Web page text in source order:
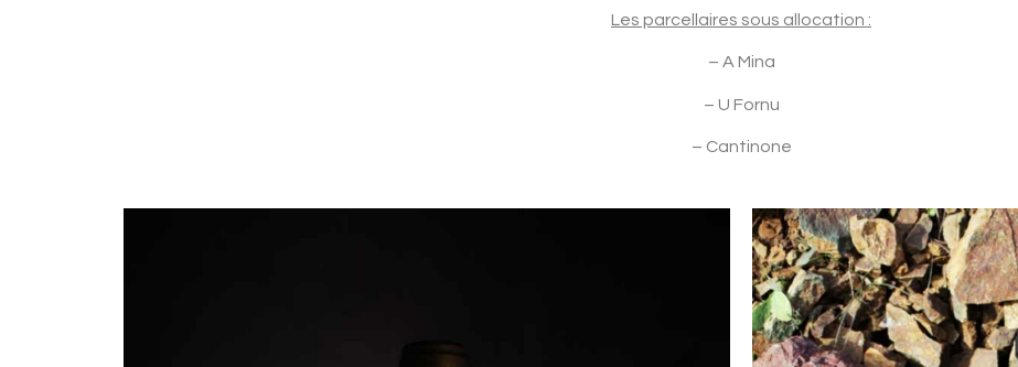
Les parcellaires sous allocation :
– A Mina
– U Fornu
– Cantinone